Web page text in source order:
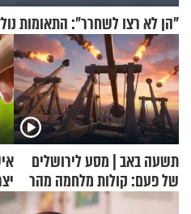
"הן לא רצו לשחרר": התאומות
תשעה באב | מסע לירושלים
של פעם: קולות מלחמה מהר
הזיתים